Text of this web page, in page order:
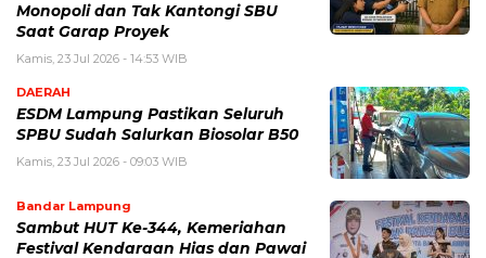
Monopoli dan Tak Kantongi SBU
Saat Garap Proyek
Kamis, 23 Jul 2026 - 14:53 WIB
DAERAH
ESDM Lampung Pastikan Seluruh
SPBU Sudah Salurkan Biosolar B50
Kamis, 23 Jul 2026 - 09:03 WIB
Bandar Lampung
Sambut HUT Ke-344, Kemeriahan
Festival Kendaraan Hias dan Pawai